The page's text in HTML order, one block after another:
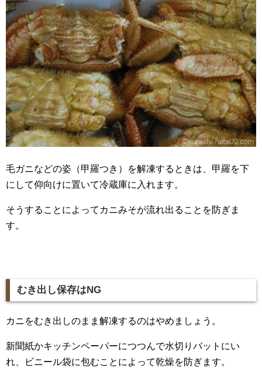
毛ガニなどの姿（甲羅つき）を解凍するときは、甲羅を下
にして仰向けに置いて冷蔵庫に入れます。
そうすることによってカニみそが流れ出ることを防ぎま
す。
むき出し保存はNG
カニをむき出しのまま解凍するのはやめましょう。
新聞紙かキッチンペーパーにつつんで水切りバットにい
れ、ビニール袋に包むことによって乾燥を防ぎます。